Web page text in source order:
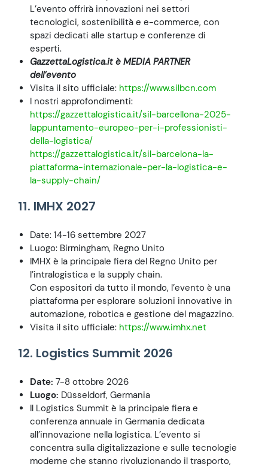
L’evento offrirà innovazioni nei settori
tecnologici, sostenibilità e e-commerce, con
spazi dedicati alle startup e conferenze di
esperti.
GazzettaLogistica.it è MEDIA PARTNER
dell’evento
Visita il sito ufficiale: https://www.silbcn.com
I nostri approfondimenti:
https://gazzettalogistica.it/sil-barcellona-2025-
lappuntamento-europeo-per-i-professionisti-
della-logistica/
https://gazzettalogistica.it/sil-barcelona-la-
piattaforma-internazionale-per-la-logistica-e-
la-supply-chain/
11. IMHX 2027
Date: 14-16 settembre 2027
Luogo: Birmingham, Regno Unito
IMHX è la principale fiera del Regno Unito per
l’intralogistica e la supply chain.
Con espositori da tutto il mondo, l’evento è una
piattaforma per esplorare soluzioni innovative in
automazione, robotica e gestione del magazzino.
Visita il sito ufficiale: https://www.imhx.net
12. Logistics Summit 2026
Date: 7-8 ottobre 2026
Luogo: Düsseldorf, Germania
Il Logistics Summit è la principale fiera e
conferenza annuale in Germania dedicata
all’innovazione nella logistica. L’evento si
concentra sulla digitalizzazione e sulle tecnologie
moderne che stanno rivoluzionando il trasporto,